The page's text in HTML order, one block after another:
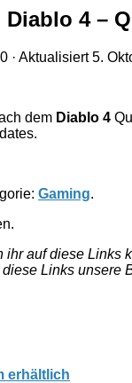
4 –
· Aktualisiert5.
dem Diablo 4
Gaming.
auf diese
Links unsere
erhältlich